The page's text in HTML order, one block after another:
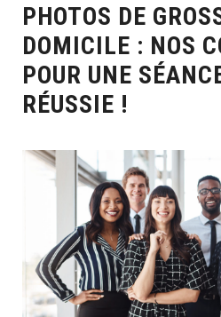
PHOTOS DE
DOMICILE : NOS
POUR UNE
RÉUSSIE !